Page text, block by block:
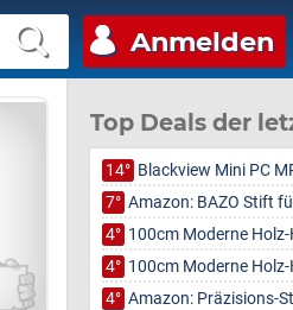
Anmelden
Top Deals der
14° Blackview Mini PC
7° Amazon: BAZO Stift
4° 100cm Moderne
4° 100cm Moderne
4° Amazon: Präzisions-